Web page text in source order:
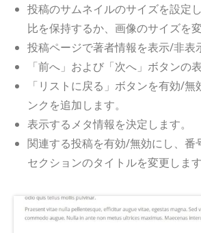
投稿のサムネイルのサイズを設定
比を保持するか、画像のサイズを変
投稿ページで著者情報を表示/非表
「前へ」および「次へ」ボタンの
「リストに戻る」ボタンを有効/無
ンクを追加します。
表示するメタ情報を決定します。
関連する投稿を有効/無効にし、番
セクションのタイトルを変更します